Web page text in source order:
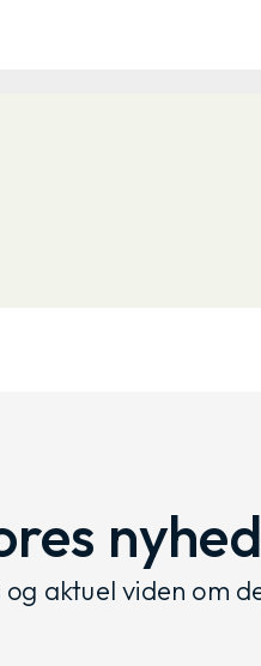
aktuel viden om